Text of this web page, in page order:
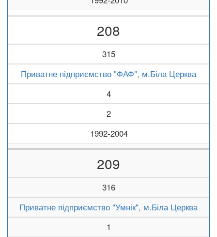
208
315
Приватне підприємство "ФАФ", м.Біла Церква
4
2
1992-2004
209
316
Приватне підприємство "Умнік", м.Біла Церква
1